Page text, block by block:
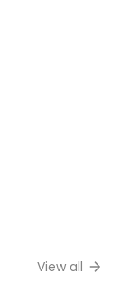
View all